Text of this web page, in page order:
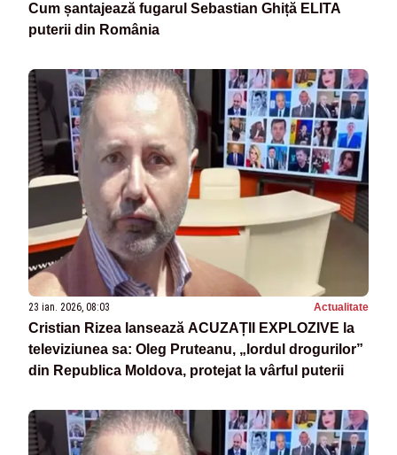
Cum șantajează fugarul Sebastian Ghiță ELITA
puterii din România
23 ian. 2026, 08:03 Actualitate
Cristian Rizea lansează ACUZAȚII EXPLOZIVE la
televiziunea sa: Oleg Pruteanu, „lordul drogurilor”
din Republica Moldova, protejat la vârful puterii